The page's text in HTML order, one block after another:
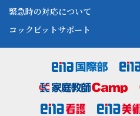
緊急時の対応について
コックピットサポート